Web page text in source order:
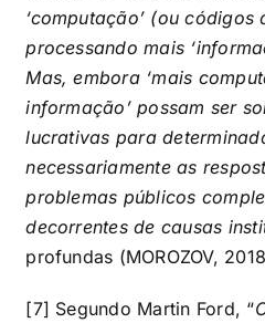
‘computação’ (ou
processando mais
Mas, embora ‘mais
informação’ possam ser
lucrativas para
necessariamente as
problemas públicos
decorrentes de causas
profundas (MOROZOV,
[7] Segundo Martin Ford, “